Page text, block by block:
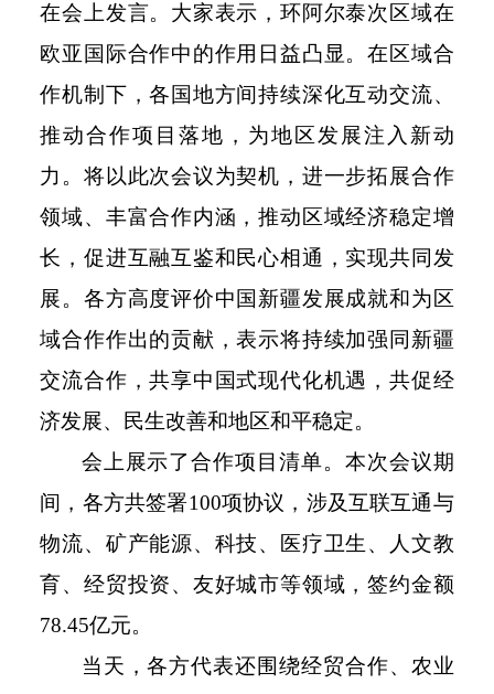
在会上发言。大家表示，环阿尔泰次区域在
欧亚国际合作中的作用日益凸显。在区域合
作机制下，各国地方间持续深化互动交流、
推动合作项目落地，为地区发展注入新动
力。将以此次会议为契机，进一步拓展合作
领域、丰富合作内涵，推动区域经济稳定增
长，促进互融互鉴和民心相通，实现共同发
展。各方高度评价中国新疆发展成就和为区
域合作作出的贡献，表示将持续加强同新疆
交流合作，共享中国式现代化机遇，共促经
济发展、民生改善和地区和平稳定。
会上展示了合作项目清单。本次会议期
间，各方共签署100项协议，涉及互联互通与
物流、矿产能源、科技、医疗卫生、人文教
育、经贸投资、友好城市等领域，签约金额
78.45亿元。
当天，各方代表还围绕经贸合作、农业